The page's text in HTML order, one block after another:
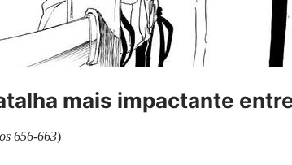
mais impactante
656-663)